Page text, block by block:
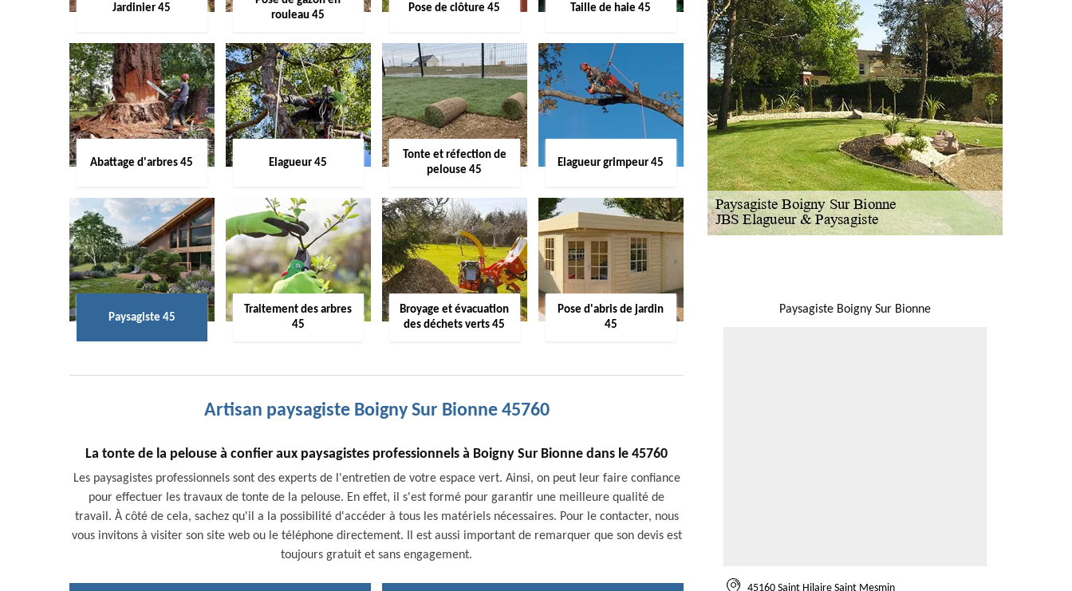
Jardinier 45
rouleau 45
Pose de clôture 45 Taille de haie 45
Abattage d'arbres 45 Elagueur 45
Tonte et réfection de
pelouse 45
Elagueur grimpeur 45
Paysagiste 45
Traitement des arbres
45
Broyage et évacuation
des déchets verts 45
Pose d'abris de jardin
45
Artisan paysagiste Boigny Sur Bionne 45760
La tonte de la pelouse à confier aux paysagistes professionnels à Boigny Sur Bionne dans le 45760
Les paysagistes professionnels sont des experts de l'entretien de votre espace vert. Ainsi, on peut leur faire confiance
pour effectuer les travaux de tonte de la pelouse. En effet, il s'est formé pour garantir une meilleure qualité de
travail. À côté de cela, sachez qu'il a la possibilité d'accéder à tous les matériels nécessaires. Pour le contacter, nous
vous invitons à visiter son site web ou le téléphone directement. Il est aussi important de remarquer que son devis est
toujours gratuit et sans engagement.
Paysagiste Boigny Sur Bionne
45160 Saint Hilaire Saint Mesmin